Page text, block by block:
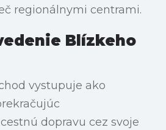
regionálnymi centrami.
Blízkeho
vystupuje ako
dopravu cez svoje